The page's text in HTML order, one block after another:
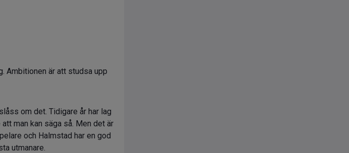
Ambitionen är att studsa upp
om det. Tidigare år har lag
man kan säga så. Men det är
och Halmstad har en god
utmanare.